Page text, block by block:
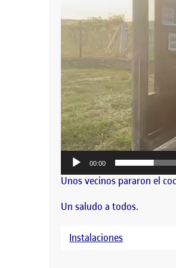
00:00
Unos vecinos pararon el
Un saludo a todos.
Instalaciones